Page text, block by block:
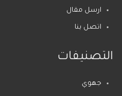
ارسل مقال
اتصل بنا
التصنيفات
جهوي